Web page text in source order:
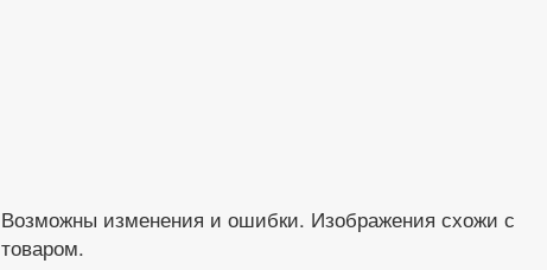
Возможны изменения и ошибки. Изображения схожи с
товаром.